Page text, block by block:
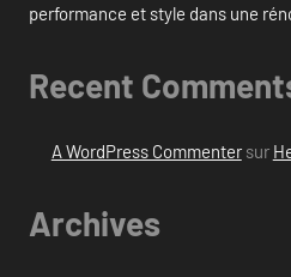
performance et style dans une
Recent
A WordPress Commentersur
Archives